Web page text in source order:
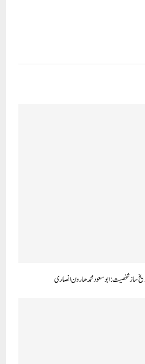
ساز شخصیت: ابوسعود محمدھارون انصاری